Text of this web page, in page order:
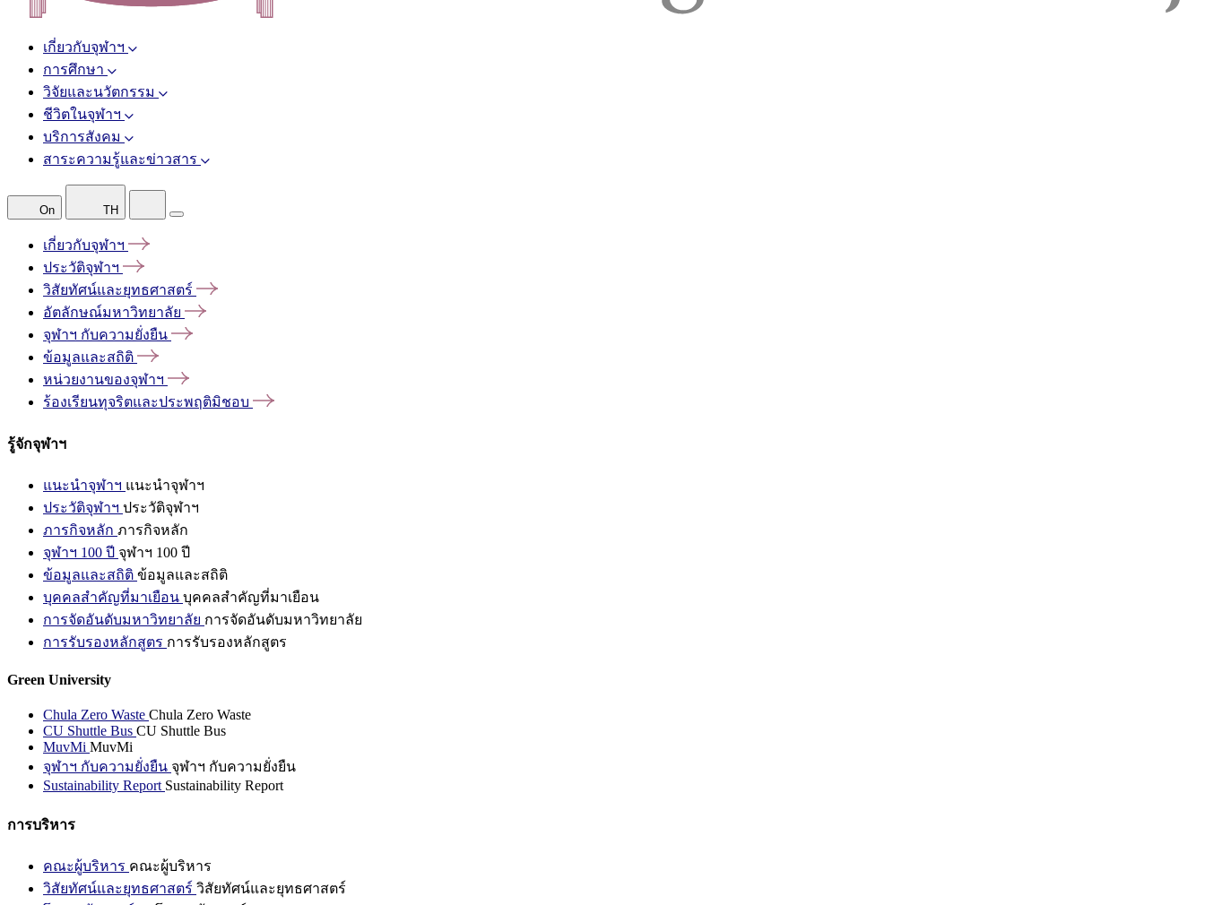
เกี่ยวกับจุฬาฯ
การศึกษา
วิจัยและนวัตกรรม
ชีวิตในจุฬาฯ
บริการสังคม
สาระความรู้และข่าวสาร
On TH
เกี่ยวกับจุฬาฯ
ประวัติจุฬาฯ
วิสัยทัศน์และยุทธศาสตร์
อัตลักษณ์มหาวิทยาลัย
จุฬาฯ กับความยั่งยืน
ข้อมูลและสถิติ
หน่วยงานของจุฬาฯ
ร้องเรียนทุจริตและประพฤติมิชอบ
รู้จักจุฬาฯ
แนะนำจุฬาฯ แนะนำจุฬาฯ
ประวัติจุฬาฯ ประวัติจุฬาฯ
ภารกิจหลัก ภารกิจหลัก
จุฬาฯ 100 ปี จุฬาฯ 100 ปี
ข้อมูลและสถิติ ข้อมูลและสถิติ
บุคคลสำคัญที่มาเยือน บุคคลสำคัญที่มาเยือน
การจัดอันดับมหาวิทยาลัย การจัดอันดับมหาวิทยาลัย
การรับรองหลักสูตร การรับรองหลักสูตร
Green University
Chula Zero Waste Chula Zero Waste
CU Shuttle Bus CU Shuttle Bus
MuvMi MuvMi
จุฬาฯ กับความยั่งยืน จุฬาฯ กับความยั่งยืน
Sustainability Report Sustainability Report
การบริหาร
คณะผู้บริหาร คณะผู้บริหาร
วิสัยทัศน์และยุทธศาสตร์ วิสัยทัศน์และยุทธศาสตร์